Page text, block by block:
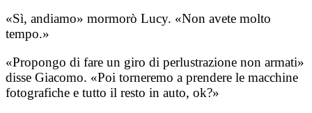
«Sì, andiamo» mormorò Lucy. «Non avete molto
tempo.»
«Propongo di fare un giro di perlustrazione non armati»
disse Giacomo. «Poi torneremo a prendere le macchine
fotografiche e tutto il resto in auto, ok?»